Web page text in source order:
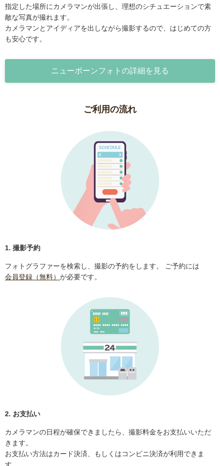
指定した場所にカメラマンが出張し、理想のシチュエーションで素
敵な写真が撮れます。
カメラマンとアイディアを出しながら撮影するので、はじめての方
も安心です。
ニューボーンフォトの詳細を見る
ご利用の流れ
1. 撮影予約
フォトグラファーを検索し、撮影の予約をします。 ご予約には
会員登録（無料） が必要です。
2. お支払い
カメラマンの日程が確保できましたら、撮影料金をお支払いいただ
きます。
お支払い方法はカード決済、もしくはコンビニ決済が利用できま